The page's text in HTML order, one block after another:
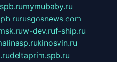
mymubaby.ru
rusgosnews.com
w-dev.ruf-ship.ru
kinosvin.ru
deltaprim.spb.ru